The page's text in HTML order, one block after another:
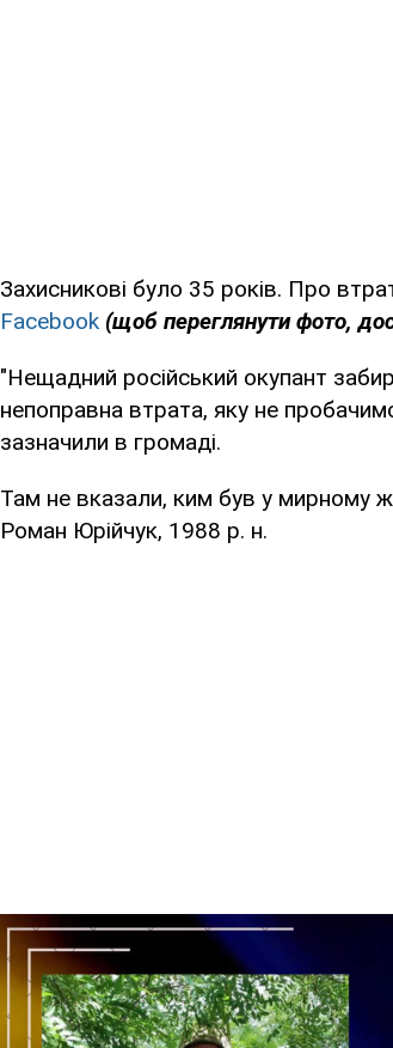
Захисникові було 35 років. Про
Facebook (щоб переглянути фото,
"Нещадний російський окупант
непоправна втрата, яку не
зазначили в громаді.
Там не вказали, ким був у мирному
Роман Юрійчук, 1988 р. н.